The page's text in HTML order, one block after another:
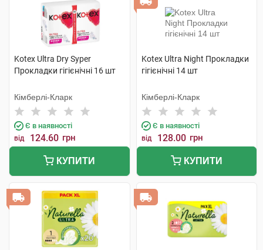
Kotex Ultra Dry Syper
Прокладки гігієнічні 16 шт
Кімберлі-Кларк
Є в наявності
від 124.60 грн
КУПИТИ
Kotex Ultra Night Прокладки
гігієнічні 14 шт
Кімберлі-Кларк
Є в наявності
від 128.00 грн
КУПИТИ